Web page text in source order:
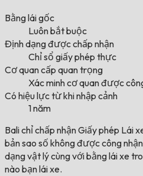
Bằng lái gốc
Luôn bắt buộc
Định dạng được chấp nhận
Chỉ sổ giấy phép thực
Cơ quan cấp quan trọng
Xác minh cơ quan được
Có hiệu lực từ khi nhập cảnh
1 năm
Bali chỉ chấp nhận Giấy phép Lái
bản sao số không được công
dạng vật lý cùng với bằng lái xe
nào bạn lái xe.